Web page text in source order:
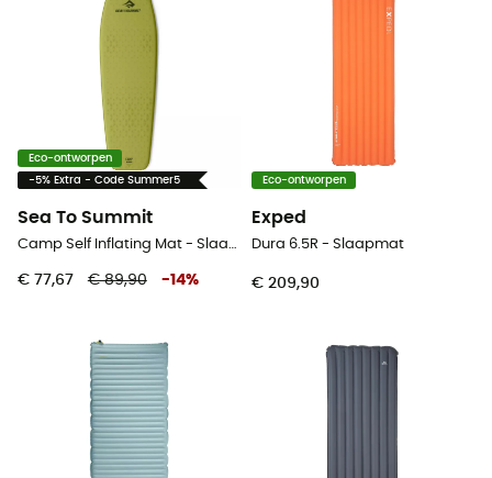
Eco-ontworpen
-5% Extra - Code Summer5
Sea To Summit
Camp Self Inflating Mat - Slaapmat
€ 77,67 € 89,90 -14%
Eco-ontworpen
Exped
Dura 6.5R - Slaapmat
€ 209,90